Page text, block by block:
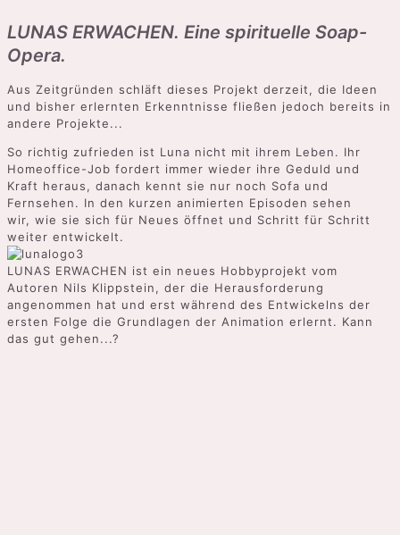
LUNAS ERWACHEN. Eine spirituelle Soap-
Opera.
Aus Zeitgründen schläft dieses Projekt derzeit, die Ideen
und bisher erlernten Erkenntnisse fließen jedoch bereits in
andere Projekte...
So richtig zufrieden ist Luna nicht mit ihrem Leben. Ihr
Homeoffice-Job fordert immer wieder ihre Geduld und
Kraft heraus, danach kennt sie nur noch Sofa und
Fernsehen. In den kurzen animierten Episoden sehen
wir, wie sie sich für Neues öffnet und Schritt für Schritt
weiter entwickelt.
LUNAS ERWACHEN ist ein neues Hobbyprojekt vom
Autoren Nils Klippstein, der die Herausforderung
angenommen hat und erst während des Entwickelns der
ersten Folge die Grundlagen der Animation erlernt. Kann
das gut gehen...?